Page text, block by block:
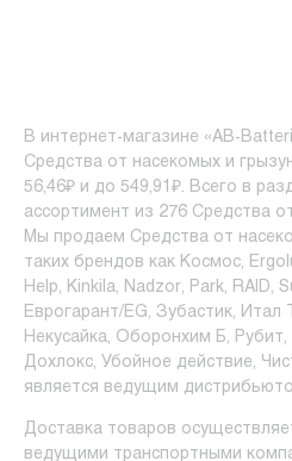
В интернет-магазине «AB-
Средства от насекомых и
56,46₽ и до 549,91₽. Всего в
ассортимент из 276 Средства
Мы продаем Средства от
таких брендов как Космос,
Help, Kinkila, Nadzor, Park, RAID,
Еврогарант/EG, Зубастик, Итал
Некусайка, Оборонхим Б,
Дохлокс, Убойное действие,
является ведущим
Доставка товаров
ведущими транспортными